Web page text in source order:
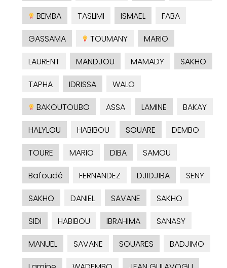
BEMBA
TASLIMI ISMAEL
FABA
GASSAMA
TOUMANY
MARIO
LAURENT
MANDJOU MAMADY
SAKHO
TAPHA
IDRISSA
WALO
BAKOUTOUBO
ASSA LAMINE
BAKAY
HALYLOU
HABIBOU SOUARE
DEMBO
TOURE
MARIO DIBA
SAMOU
Bafoudé
FERNANDEZ DJIDJIBA
SENY
SAKHO
DANIEL SAVANE
SAKHO
SIDI
HABIBOU IBRAHIMA
SANASY
MANUEL
SAVANE SOUARES
BADJIMO